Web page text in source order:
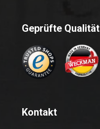
Geprüfte Qualität
Kontakt